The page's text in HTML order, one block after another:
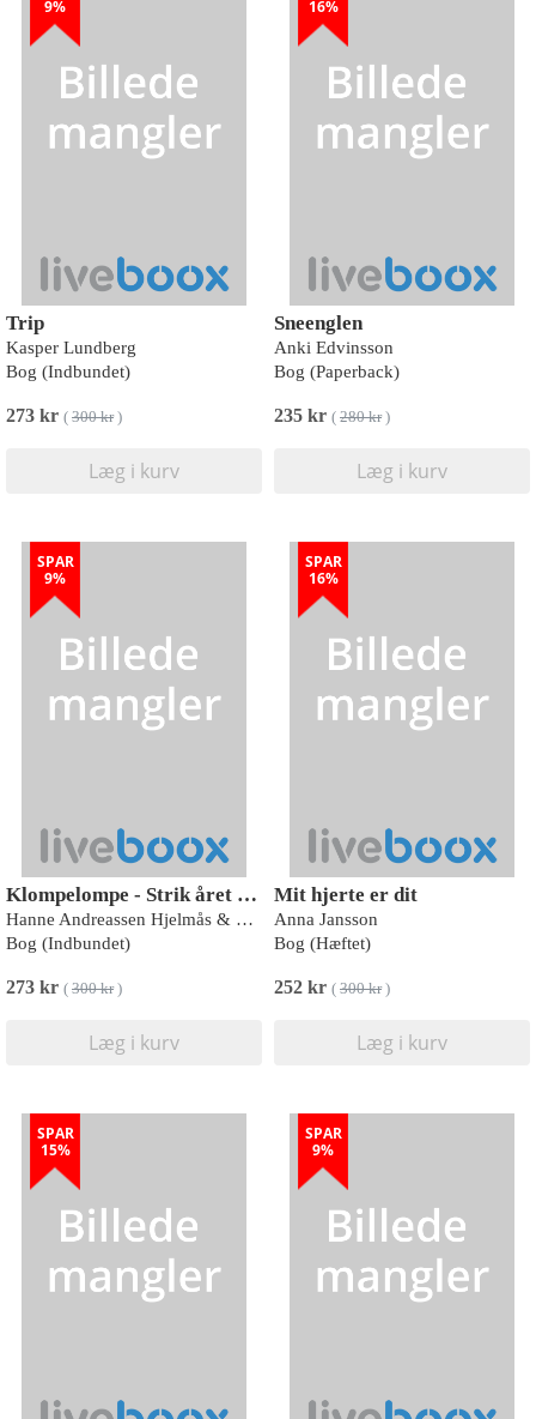
9%
Trip
Kasper Lundberg
Bog (Indbundet)
273 kr ( 300 kr)
Læg i kurv
16%
Sneenglen
Anki Edvinsson
Bog (Paperback)
235 kr ( 280 kr)
Læg i kurv
SPAR
9%
Klompelompe - Strik året rundt
Hanne Andreassen Hjelmås & Torunn Steinsland
Bog (Indbundet)
273 kr ( 300 kr)
Læg i kurv
SPAR
16%
Mit hjerte er dit
Anna Jansson
Bog (Hæftet)
252 kr ( 300 kr)
Læg i kurv
SPAR
15%
SPAR
9%